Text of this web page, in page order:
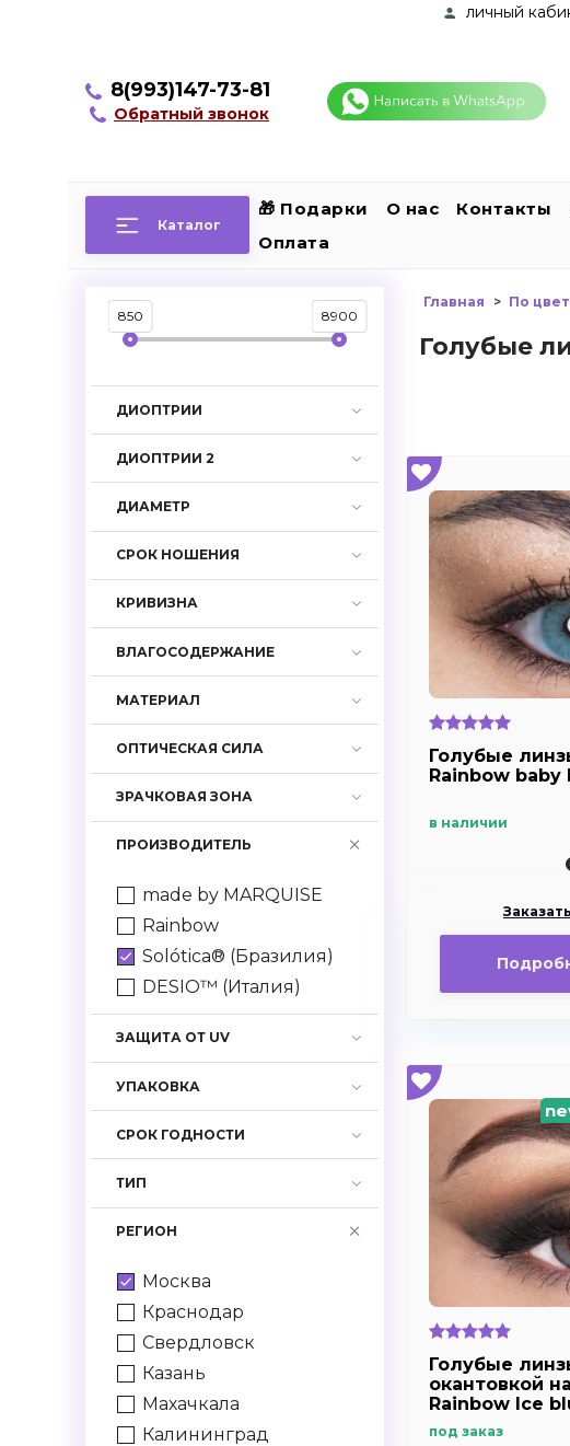
личный
8(993)147-73-81
Обратный звонок
Каталог
🎁 Подарки О нас Контакты
Оплата
Главная По
Голубые
Голубые
Rainbow baby
в наличии
Голубые
окантовкой
Rainbow Ice
под заказ
850 8900
ДИОПТРИИ
ДИОПТРИИ 2
ДИАМЕТР
СРОК НОШЕНИЯ
КРИВИЗНА
ВЛАГОСОДЕРЖАНИЕ
МАТЕРИАЛ
ОПТИЧЕСКАЯ СИЛА
ЗРАЧКОВАЯ ЗОНА
ПРОИЗВОДИТЕЛЬ
made by MARQUISE
Rainbow
Solótica® (Бразилия)
DESIO™ (Италия)
ЗАЩИТА ОТ UV
УПАКОВКА
СРОК ГОДНОСТИ
ТИП
РЕГИОН
Москва
Краснодар
Свердловск
Казань
Махачкала
Калининград